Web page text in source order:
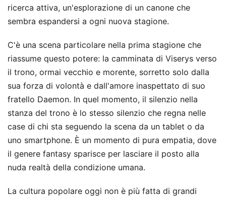
ricerca attiva, un'esplorazione di un canone che
sembra espandersi a ogni nuova stagione.
C'è una scena particolare nella prima stagione che
riassume questo potere: la camminata di Viserys verso
il trono, ormai vecchio e morente, sorretto solo dalla
sua forza di volontà e dall'amore inaspettato di suo
fratello Daemon. In quel momento, il silenzio nella
stanza del trono è lo stesso silenzio che regna nelle
case di chi sta seguendo la scena da un tablet o da
uno smartphone. È un momento di pura empatia, dove
il genere fantasy sparisce per lasciare il posto alla
nuda realtà della condizione umana.
La cultura popolare oggi non è più fatta di grandi